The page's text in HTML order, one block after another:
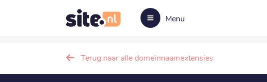
Menu
Terug naar alle domeinnaamextensies